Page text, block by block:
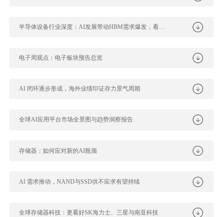
半导体设备行业深度：AI发展带动HBM需求爆发，看好半导体设备商充分受益
电子周观点：电子板块预告总览
AI 闭环逐步形成，海外业绩印证存力景气周期
全球AI应用平台市场全景图与趋势洞察报告
存储器：如何应对新的AI瓶颈
AI 需求推动，NAND与SSD供不应求有望持续
全球存储器科技：更看好SK海力士、三星与南亚科技